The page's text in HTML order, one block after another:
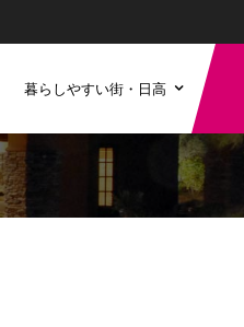
暮らしやすい街・日高